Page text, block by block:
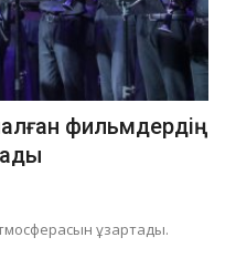
фильмдердің
ұзартады.